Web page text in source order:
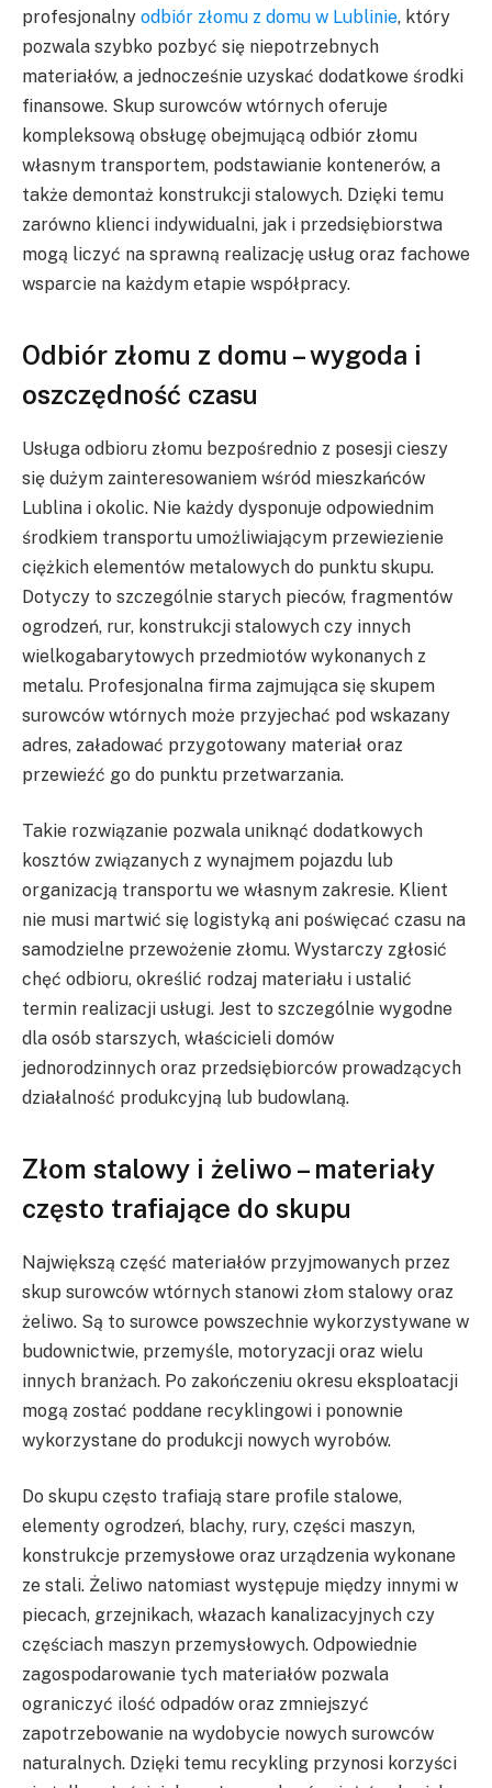
profesjonalny odbiór złomu z domu w Lublinie, który
pozwala szybko pozbyć się niepotrzebnych
materiałów, a jednocześnie uzyskać dodatkowe środki
finansowe. Skup surowców wtórnych oferuje
kompleksową obsługę obejmującą odbiór złomu
własnym transportem, podstawianie kontenerów, a
także demontaż konstrukcji stalowych. Dzięki temu
zarówno klienci indywidualni, jak i przedsiębiorstwa
mogą liczyć na sprawną realizację usług oraz fachowe
wsparcie na każdym etapie współpracy.
Odbiór złomu z domu – wygoda i
oszczędność czasu
Usługa odbioru złomu bezpośrednio z posesji cieszy
się dużym zainteresowaniem wśród mieszkańców
Lublina i okolic. Nie każdy dysponuje odpowiednim
środkiem transportu umożliwiającym przewiezienie
ciężkich elementów metalowych do punktu skupu.
Dotyczy to szczególnie starych pieców, fragmentów
ogrodzeń, rur, konstrukcji stalowych czy innych
wielkogabarytowych przedmiotów wykonanych z
metalu. Profesjonalna firma zajmująca się skupem
surowców wtórnych może przyjechać pod wskazany
adres, załadować przygotowany materiał oraz
przewieźć go do punktu przetwarzania.
Takie rozwiązanie pozwala uniknąć dodatkowych
kosztów związanych z wynajmem pojazdu lub
organizacją transportu we własnym zakresie. Klient
nie musi martwić się logistyką ani poświęcać czasu na
samodzielne przewożenie złomu. Wystarczy zgłosić
chęć odbioru, określić rodzaj materiału i ustalić
termin realizacji usługi. Jest to szczególnie wygodne
dla osób starszych, właścicieli domów
jednorodzinnych oraz przedsiębiorców prowadzących
działalność produkcyjną lub budowlaną.
Złom stalowy i żeliwo – materiały
często trafiające do skupu
Największą część materiałów przyjmowanych przez
skup surowców wtórnych stanowi złom stalowy oraz
żeliwo. Są to surowce powszechnie wykorzystywane w
budownictwie, przemyśle, motoryzacji oraz wielu
innych branżach. Po zakończeniu okresu eksploatacji
mogą zostać poddane recyklingowi i ponownie
wykorzystane do produkcji nowych wyrobów.
Do skupu często trafiają stare profile stalowe,
elementy ogrodzeń, blachy, rury, części maszyn,
konstrukcje przemysłowe oraz urządzenia wykonane
ze stali. Żeliwo natomiast występuje między innymi w
piecach, grzejnikach, włazach kanalizacyjnych czy
częściach maszyn przemysłowych. Odpowiednie
zagospodarowanie tych materiałów pozwala
ograniczyć ilość odpadów oraz zmniejszyć
zapotrzebowanie na wydobycie nowych surowców
naturalnych. Dzięki temu recykling przynosi korzyści